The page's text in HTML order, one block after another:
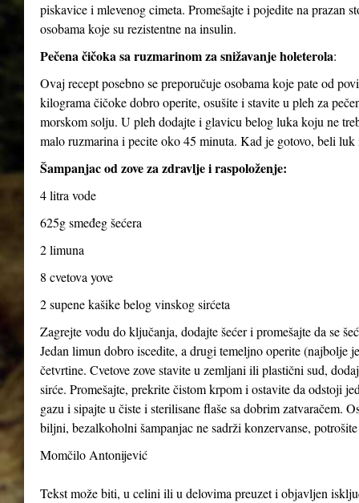
piskavice i mlevenog cimeta. Promešajte i pojedite na prazan
osobama koje su rezistentne na insulin.
Pečena čičoka sa ruzmarinom za snižavanje holeterola:
Ovaj recept posebno se preporučuje osobama koje pate od
kilograma čičoke dobro operite, osušite i stavite u pleh za
morskom solju. U pleh dodajte i glavicu belog luka koju ne
malo ruzmarina i pecite oko 45 minuta. Kad je gotovo, beli
Šampanjac od zove za zdravlje i raspoloženje:
4 litra vode
625g smeđeg šećera
2 limuna
8 cvetova yove
2 supene kašike belog vinskog sirćeta
Zagrejte vodu do ključanja, dodajte šećer i promešajte da se
Jedan limun dobro iscedite, a drugi temeljno operite (najbolje
četvrtine. Cvetove zove stavite u zemljani ili plastični sud,
sirće. Promešajte, prekrite čistom krpom i ostavite da odstoji
gazu i sipajte u čiste i sterilisane flaše sa dobrim zatvaračem.
biljni, bezalkoholni šampanjac ne sadrži konzervanse,
Momčilo Antonijević
Tekst može biti, u celini ili u delovima preuzet i objavljen